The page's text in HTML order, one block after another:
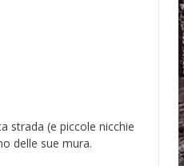
strada (e piccole nicchie
delle sue mura.